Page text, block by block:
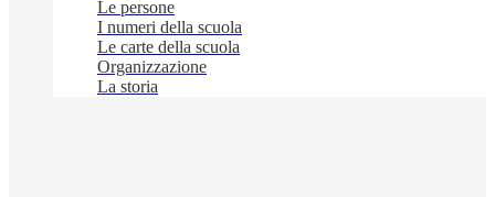
Le persone
I numeri della scuola
Le carte della scuola
Organizzazione
La storia